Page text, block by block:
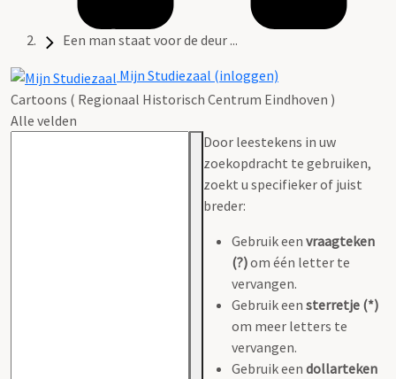
Een man staat voor de deur ...
Mijn Studiezaal (inloggen)
Cartoons ( Regionaal Historisch Centrum Eindhoven )
Alle velden
Door leestekens in uw
zoekopdracht te gebruiken,
zoekt u specifieker of juist
breder:
Gebruik een vraagteken
(?)om één letter te
vervangen.
Gebruik een sterretje (*)
om meer letters te
vervangen.
Gebruik een dollarteken